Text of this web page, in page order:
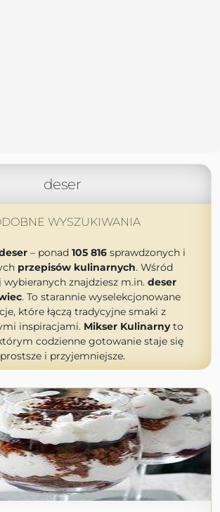
deser
WYSZUKIWANIA
– ponad 105 816 sprawdzonych i
przepisów kulinarnych. Wśród
wybieranych znajdziesz m.in. deser
. To starannie wyselekcjonowane
które łączą tradycyjne smaki z
inspiracjami. Mikser Kulinarnyto
codzienne gotowanie staje się
prostsze i przyjemniejsze.